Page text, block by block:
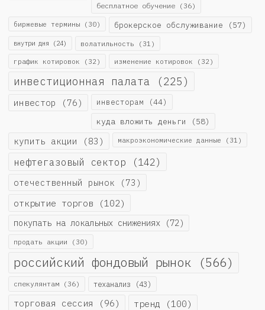
бесплатное обучение (36)
биржевые термины (30) брокерское обслуживание (57)
внутри дня (24) волатильность (31)
график котировок (32) изменение котировок (32)
инвестиционная палата (225)
инвестор (76) инвесторам (44)
куда вложить деньги (58)
купить акции (83) макроэкономические данные (31)
нефтегазовый сектор (142)
отечественный рынок (73)
открытие торгов (102)
покупать на локальных снижениях (72)
продать акции (30)
российский фондовый рынок (566)
спекулянтам (36) теханализ (43)
торговая сессия (96) тренд (100)